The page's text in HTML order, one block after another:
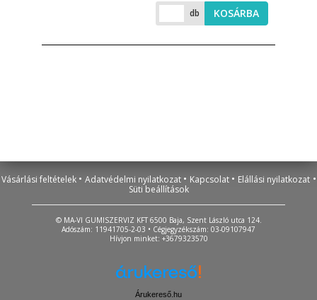
db KOSÁRBA
Vásárlási feltételek • Adatvédelmi nyilatkozat • Kapcsolat • Elállási nyilatkozat •
Süti beállítások
© MA-VI GUMISZERVIZ KFT 6500 Baja, Szent László utca 124.
Adószám: 11941705-2-03 • Cégjegyzékszám: 03-09107947
Hívjon minket: +3679323570
Árukereső.hu